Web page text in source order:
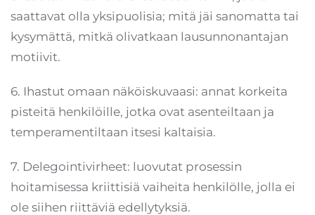
saattavat olla yksipuolisia; mitä jäi sanomatta tai
kysymättä, mitkä olivatkaan lausunnonantajan
motiivit.
6. Ihastut omaan näköiskuvaasi: annat korkeita
pisteitä henkilöille, jotka ovat asenteiltaan ja
temperamentiltaan itsesi kaltaisia.
7. Delegointivirheet: luovutat prosessin
hoitamisessa kriittisiä vaiheita henkilölle, jolla ei
ole siihen riittäviä edellytyksiä.